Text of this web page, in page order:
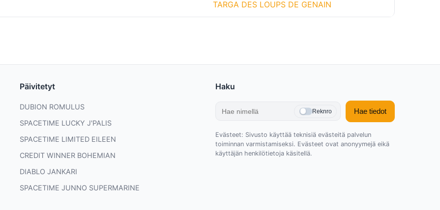
TARGA DES LOUPS DE GENAIN
Päivitetyt
DUBION ROMULUS
SPACETIME LUCKY J'PALIS
SPACETIME LIMITED EILEEN
CREDIT WINNER BOHEMIAN
DIABLO JANKARI
SPACETIME JUNNO SUPERMARINE
Haku
Reknro Hae tiedot
Evästeet: Sivusto käyttää teknisiä evästeitä palvelun
toiminnan varmistamiseksi. Evästeet ovat anonyymejä eikä
käyttäjän henkilötietoja käsitellä.